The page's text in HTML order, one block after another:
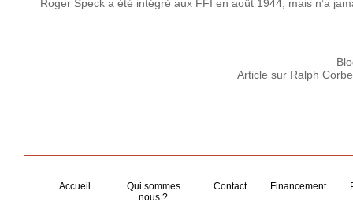
Roger Speck a été intégré aux FFI en août 1944, mais n’a
Article sur Ralph
Accueil
Qui sommes
nous ?
Contact Financement